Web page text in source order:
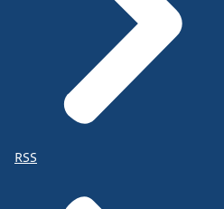
RSS